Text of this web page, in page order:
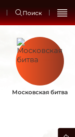
Поиск
Московская битва